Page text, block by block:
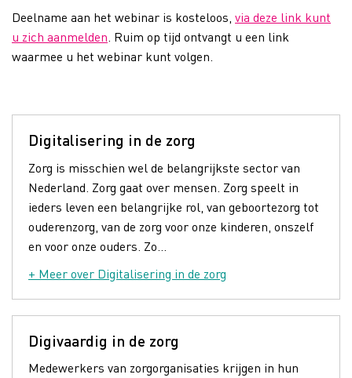
Deelname aan het webinar is kosteloos, via deze link kunt
u zich aanmelden . Ruim op tijd ontvangt u een link
waarmee u het webinar kunt volgen.
Digitalisering in de zorg
Zorg is misschien wel de belangrijkste sector van
Nederland. Zorg gaat over mensen. Zorg speelt in
ieders leven een belangrijke rol, van geboortezorg tot
ouderenzorg, van de zorg voor onze kinderen, onszelf
en voor onze ouders. Zo...
+ Meer over Digitalisering in de zorg
Digivaardig in de zorg
Medewerkers van zorgorganisaties krijgen in hun